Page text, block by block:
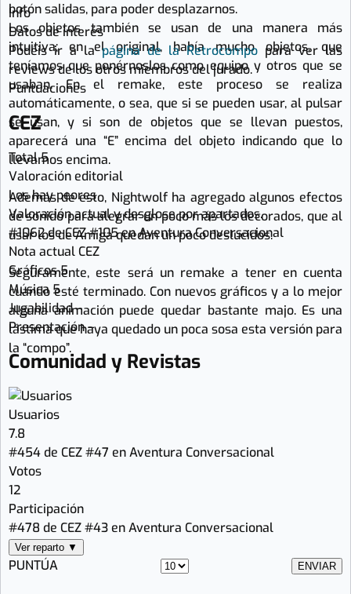
botón salidas, para poder desplazarnos.
Los objetos también se usan de una manera más
intuitiva; en el original, había mucho objetos, que
teníamos que ponérnoslos como equipo y otros que se
usaban. En el remake, este proceso se realiza
automáticamente, o sea, que si se pueden usar, al pulsar
se usan, y si son de objetos que se llevan puestos,
aparecerá una “E” encima del objeto indicando que lo
llevamos encima.
Además de esto, Nightwolf ha agregado algunos efectos
de sonido para alegrar un poco más los decorados, que al
usar los de Amiga quedan un poco deslucidos.
Seguramente, este será un remake a tener en cuenta
cuando esté terminado. Con nuevos gráficos y a lo mejor
alguna animación puede quedar bastante majo. Es una
lástima que haya quedado un poca sosa esta versión para
la “compo”.
Info
Datos de interés
Podéis ir a lapágina de la Retrocompo para ver las
reviews de los otros miembros del jurado.
Puntuaciones
CEZ
Total5
Valoración editorial
Los hay peores
Valoración actual y desglose por apartados.
#1062 de CEZ#105 en Aventura Conversacional
Nota actual CEZ
Gráficos 5
Música 5
Jugabilidad–
Presentación–
Comunidad y Revistas
Usuarios
7.8
#454 de CEZ#47 en Aventura Conversacional
Votos
12
Participación
#478 de CEZ#43 en Aventura Conversacional
Ver reparto ▼
PUNTÚA